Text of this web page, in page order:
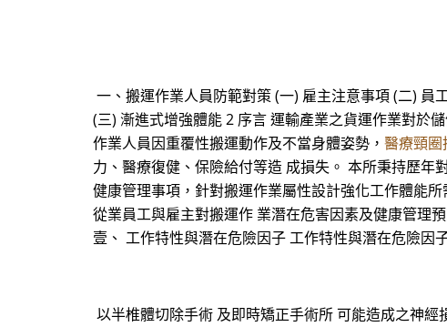
一、搬運作業人員防範對策 (一) 雇主注意事項 (二)
(三) 漸進式增強體能 2 序言 運輸產業之貨運作業對於
作業人員因重覆性搬運動作及不當身體姿勢， 醫療頸圈
力、醫療復健、保險給付等造 成損失。 本所秉持歷
健康管理事項，針對搬運作業屬性設計強化工作體能
從業員工與雇主對搬運作 業潛在危害因素及健康管理
壹、 工作特性與潛在危險因子 工作特性與潛在危險因
以半椎體切除手術 及即時矯正手術所 可能造成之神